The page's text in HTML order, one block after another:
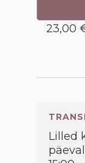
23,00
Lilled